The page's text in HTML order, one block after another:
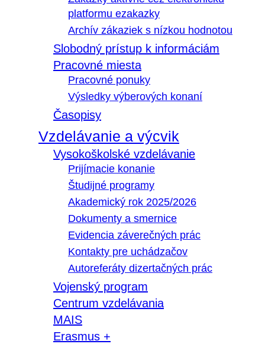
platformu ezakazky
Archív zákaziek s nízkou hodnotou
Slobodný prístup k informáciám
Pracovné miesta
Pracovné ponuky
Výsledky výberových konaní
Časopisy
Vzdelávanie a výcvik
Vysokoškolské vzdelávanie
Prijímacie konanie
Študijné programy
Akademický rok 2025/2026
Dokumenty a smernice
Evidencia záverečných prác
Kontakty pre uchádzačov
Autoreferáty dizertačných prác
Vojenský program
Centrum vzdelávania
MAIS
Erasmus +